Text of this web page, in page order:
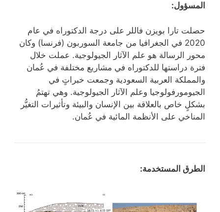
المسؤول:
حصلت تارا بويزن فاللر على درجة الدكتوراه في عام
2020 في الجغرافيا من جامعة السوربون (فرنسا) وكان
محور الرسالة هو علم الآثار الجيولوجية. عملت خلال
فترة دراستها للدكتوراه في مشاريع مختلفة في عُمان
والمملكة العربية السعودية وجمعت خبراتٍ في
الجيومورفولوجيا وعلم الآثار الجيولوجية. وهي تهتمُ
بشكلٍ خاص بالعلاقة بين الإنسان والبيئة وتأثيرات التغيُّر
المناخي على الأنظمة المائية في عُمان.
الطرق المستخدمة: